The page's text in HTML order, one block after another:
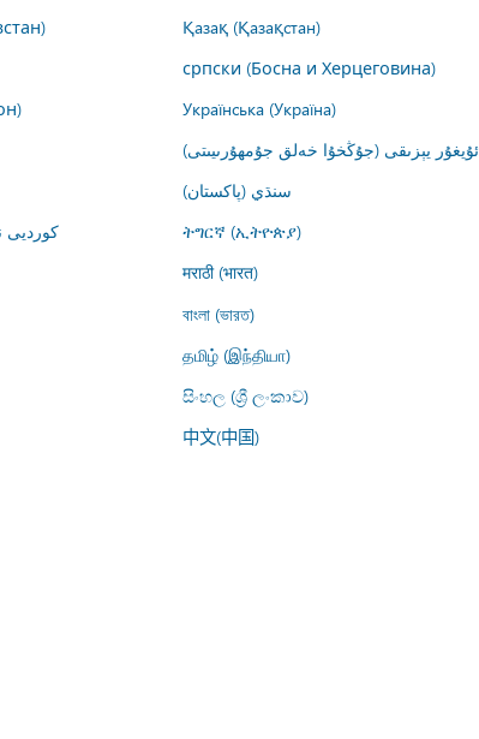
Қазақ (Қазақстан)
српски (Босна и Херцеговина)
Українська (Україна)
ئۇيغۇر يېزىقى (جۇڭخۇا خەلق جۇمھۇرىيىتى)
سنڌي (پاکستان)
کوردیی ትግርኛ (ኢትዮጵያ)
मराठी (भारत)
বাংলা (ভারত)
தமிழ் (இந்தியா)
සිංහල (ශ්‍රී ලංකාව)
中文(中国)